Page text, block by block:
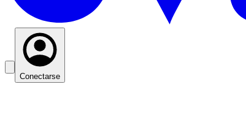
Conectarse